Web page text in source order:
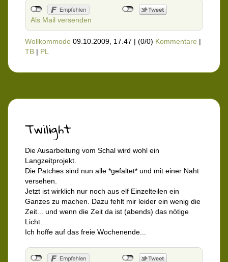
Als Mail versenden
Wollkommode 09.10.2009, 17.47 | (0/0) Kommentare |
TB | PL
Twilight
Die Ausarbeitung vom Schal wird wohl ein
Langzeitprojekt.
Die Patches sind nun alle *gefaltet* und mit einer Naht
versehen.
Jetzt ist wirklich nur noch aus elf Einzelteilen ein
Ganzes zu machen. Dazu fehlt mir leider ein wenig die
Zeit... und wenn die Zeit da ist (abends) das nötige
Licht...
Ich hoffe auf das freie Wochenende...